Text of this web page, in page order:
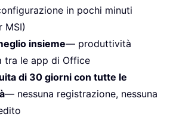
in pochi minuti
MSI)
insieme— produttività
tra le app di Office
di 30 giorni con tutte le
— nessuna registrazione, nessuna